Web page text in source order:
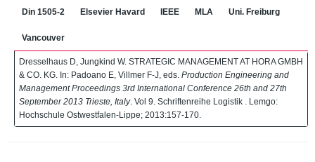
Din 1505-2 Elsevier Havard IEEE MLA Uni. Freiburg
Vancouver
Dresselhaus D, Jungkind W. STRATEGIC MANAGEMENT AT HORA GMBH
& CO. KG. In: Padoano E, Villmer F-J, eds. Production Engineering and
Management Proceedings 3rd International Conference 26th and 27th
September 2013 Trieste, Italy. Vol 9. Schriftenreihe Logistik . Lemgo:
Hochschule Ostwestfalen-Lippe; 2013:157-170.